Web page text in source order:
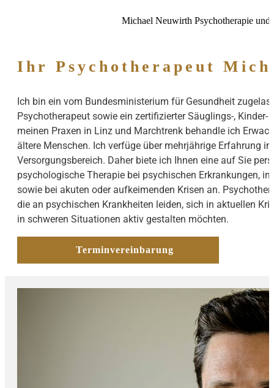
Michael Neuwirth Psychotherapie und
Ihr Psychotherapeut
Ich bin ein vom Bundesministerium für Gesundheit
Psychotherapeut sowie ein zertifizierter Säuglings-,
meinen Praxen in Linz und Marchtrenk behandle ich
ältere Menschen. Ich verfüge über mehrjährige Erfahrung
Versorgungsbereich. Daher biete ich Ihnen eine auf Sie
psychologische Therapie bei psychischen Erkrankungen,
sowie bei akuten oder aufkeimenden Krisen an.
die an psychischen Krankheiten leiden, sich in aktuellen
in schweren Situationen aktiv gestalten möchten.
Terminvereinbarung